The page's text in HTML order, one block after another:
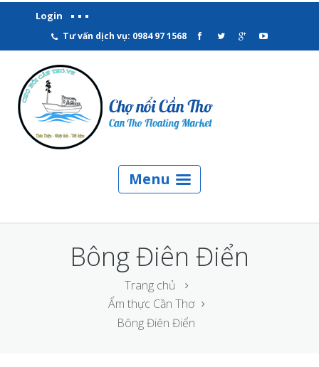
Login
Tư vấn dịch vụ: 0984 97 1568
Menu
Bông Điên Điển
Trang chủ
Ẩm thực Cần Thơ
Bông Điên Điển